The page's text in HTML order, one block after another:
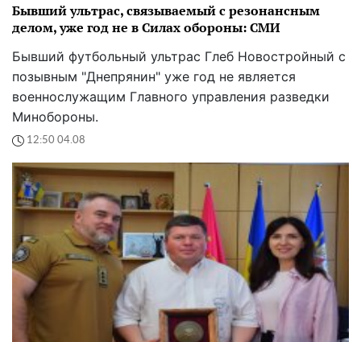
Бывший ультрас, связываемый с резонансным
делом, уже год не в Силах обороны: СМИ
Бывший футбольный ультрас Глеб Новостройный с
позывным "Днепрянин" уже год не является
военнослужащим Главного управления разведки
Минобороны.
12:50 04.08